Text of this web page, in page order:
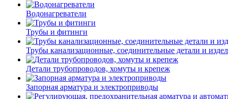
Водонагреватели
Трубы и фитинги
Трубы канализационные, соединительные детали и
Детали трубопроводов, хомуты и крепеж
Запорная арматура и электроприводы